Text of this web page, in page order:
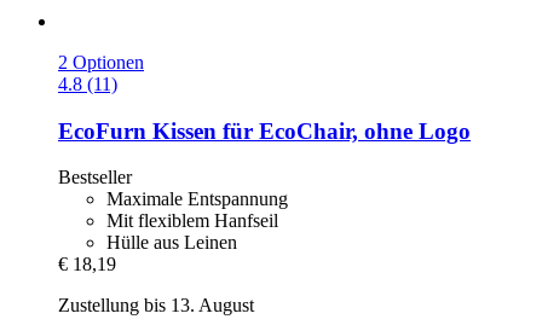
2 Optionen
4.8 (11)
EcoFurn Kissen für EcoChair, ohne Logo
Bestseller
Maximale Entspannung
Mit flexiblem Hanfseil
Hülle aus Leinen
€ 18,19
Zustellung bis 13. August